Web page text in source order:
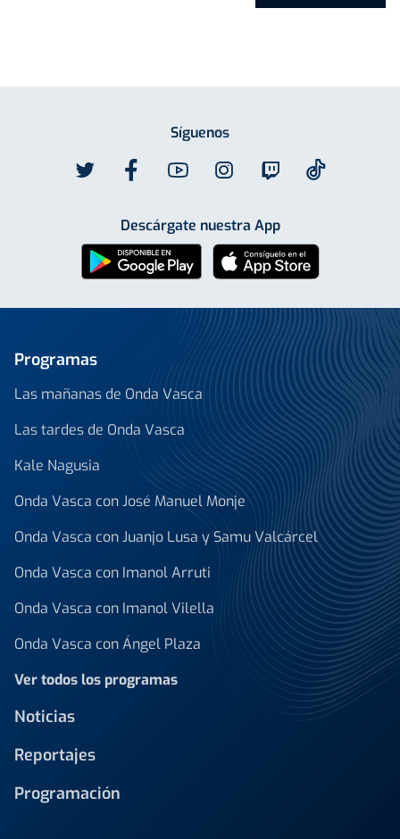
Síguenos
Descárgate nuestra App
Programas
Las mañanas de Onda Vasca
Las tardes de Onda Vasca
Kale Nagusia
Onda Vasca con José Manuel Monje
Onda Vasca con Juanjo Lusa y Samu Valcárcel
Onda Vasca con Imanol Arruti
Onda Vasca con Imanol Vilella
Onda Vasca con Ángel Plaza
Ver todos los programas
Noticias
Reportajes
Programación